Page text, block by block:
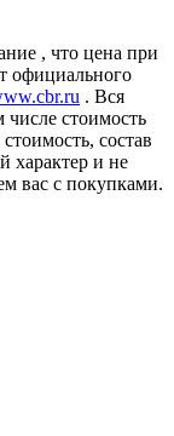
, что цена при
официального
. Вся
числе стоимость
состав
характер и не
вас с покупками.